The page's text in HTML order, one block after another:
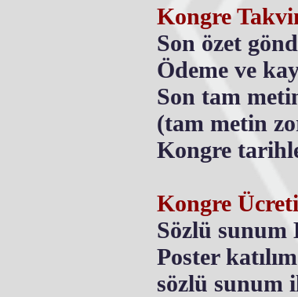
Kongre
Son özet
Ödeme ve
Son tam
(tam metin
Kongre
Kongre Ücreti
Sözlü sunum
Poster
sözlü sunum